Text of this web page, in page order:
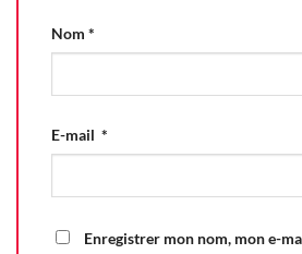
Nom *
E-mail *
Enregistrer mon nom, mon e-